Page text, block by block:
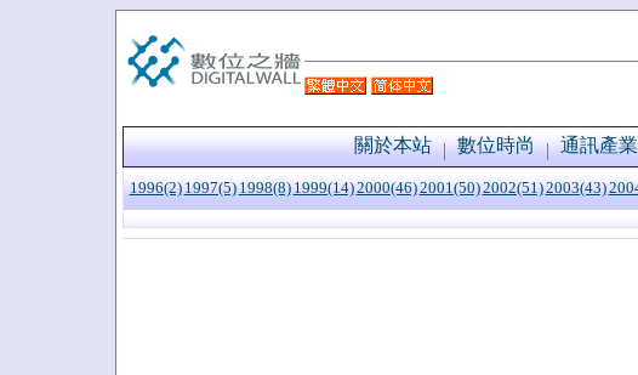
關於本站 數位時尚 通訊產業
1996(2) 1997(5) 1998(8) 1999(14)2000(46)2001(50)2002(51)2003(43)